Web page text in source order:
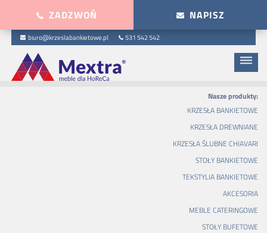
ZADZWOŃ NAPISZ
biuro@krzeslabankietowe.pl 531 542 542
dehaze
Nasze produkty:
KRZESŁA BANKIETOWE
KRZESŁA DREWNIANE
KRZESŁA ŚLUBNE CHIAVARI
STOŁY BANKIETOWE
TEKSTYLIA BANKIETOWE
AKCESORIA
MEBLE CATERINGOWE
STOŁY BUFETOWE